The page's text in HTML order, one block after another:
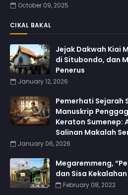
October 09, 2025
CIKAL BAKAL
Jejak Dakwah Kiai
di Situbondo, dan
Penerus
January 12, 2026
Pemerhati Sejarah
Manuskrip
Keraton Sumenep:
Salinan Makalah
January 06, 2026
Megaremmeng,
dan Sisa
February 08, 2022